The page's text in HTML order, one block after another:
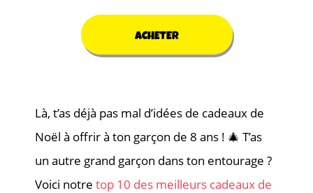
ACHETER
Là, t’as déjà pas mal d’idées de cadeaux de
Noël à offrir à ton garçon de 8 ans ! 🎄 T’as
un autre grand garçon dans ton entourage ?
Voici notre top 10 des meilleurs cadeaux de